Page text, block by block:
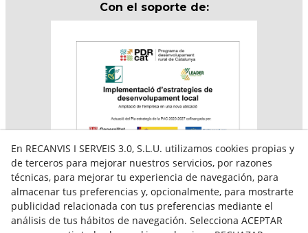
Con el soporte de:
Aquesta empresa participa en el programa per a la
contractació de persones en situació de major
vulnerabilitat,
subvencionat pel Servei Públic d’Ocupació de Catalunya i
En RECANVIS I SERVEIS 3.0, S.L.U. utilizamos cookies propias y
de terceros para mejorar nuestros servicios, por razones
técnicas, para mejorar tu experiencia de navegación, para
almacenar tus preferencias y, opcionalmente, para mostrarte
publicidad relacionada con tus preferencias mediante el
análisis de tus hábitos de navegación. Selecciona ACEPTAR